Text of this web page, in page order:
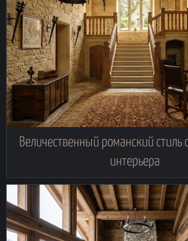
Величественный романский стиль
интерьера